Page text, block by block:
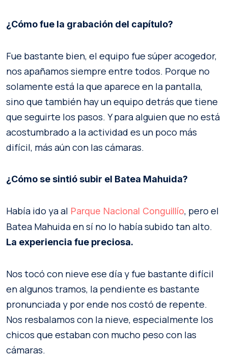
¿Cómo fue la grabación del capítulo?
Fue bastante bien, el equipo fue súper acogedor,
nos apañamos siempre entre todos. Porque no
solamente está la que aparece en la pantalla,
sino que también hay un equipo detrás que tiene
que seguirte los pasos. Y para alguien que no está
acostumbrado a la actividad es un poco más
difícil, más aún con las cámaras.
¿Cómo se sintió subir el Batea Mahuida?
Había ido ya al Parque Nacional Conguillío, pero el
Batea Mahuida en sí no lo había subido tan alto.
La experiencia fue preciosa.
Nos tocó con nieve ese día y fue bastante difícil
en algunos tramos, la pendiente es bastante
pronunciada y por ende nos costó de repente.
Nos resbalamos con la nieve, especialmente los
chicos que estaban con mucho peso con las
cámaras.